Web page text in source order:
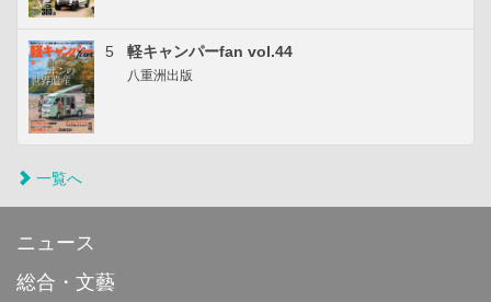
5 軽キャンパーfan vol.44
八重洲出版
一覧へ
ニュース
総合・文藝